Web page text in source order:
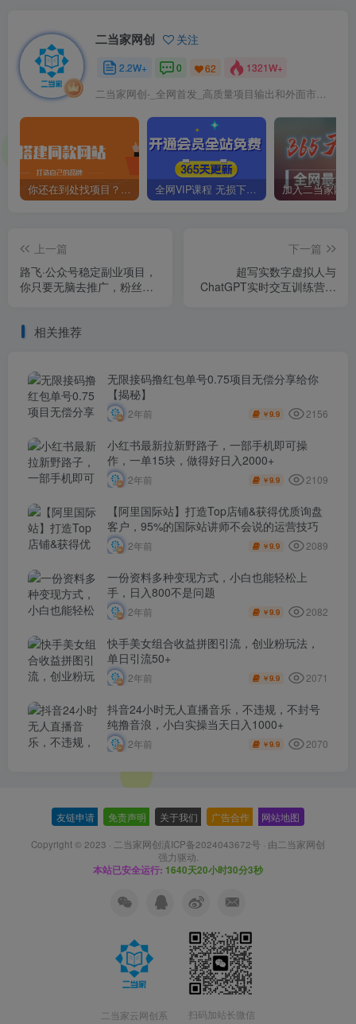
二当家网创 关注
2.2W+ 0 62 1321W+
二当家网创-_全网首发_高质量项目输出和外面市场高价课程一模一样
你还在到处找项目？还在当韭菜？我靠卖项目一个月收入5万+，曾经我也是个失败者。 全网VIP课程 无损下载~
上一篇
路飞·公众号稳定副业项目，
你只要无脑去推广，粉丝和
下一篇
超写实数字虚拟人与
ChatGPT实时交互训练营，
相关推荐
无限接码撸红包单号0.75项目无偿分享给你
【揭秘】
2年前 ￥9.9 2156
小红书最新拉新野路子，一部手机即可操
作，一单15块，做得好日入2000+
2年前 ￥9.9 2109
【阿里国际站】打造Top店铺&获得优质询盘
客户，​95%的国际站讲师不会说的运营技巧
2年前 ￥9.9 2089
一份资料多种变现方式，小白也能轻松上
手，日入800不是问题
2年前 ￥9.9 2082
快手美女组合收益拼图引流，创业粉玩法，
单日引流50+
2年前 ￥9.9 2071
抖音24小时无人直播音乐，不违规，不封号
纯撸音浪，小白实操当天日入1000+
2年前 ￥9.9 2070
友链申请 免责声明 关于我们 广告合作 网站地图
Copyright © 2023 · 二当家网创滇ICP备2024043672号 · 由二当家网创
强力驱动.
本站已安全运行: 1640天20小时30分4秒
二当家云网创系
扫码加站长微信